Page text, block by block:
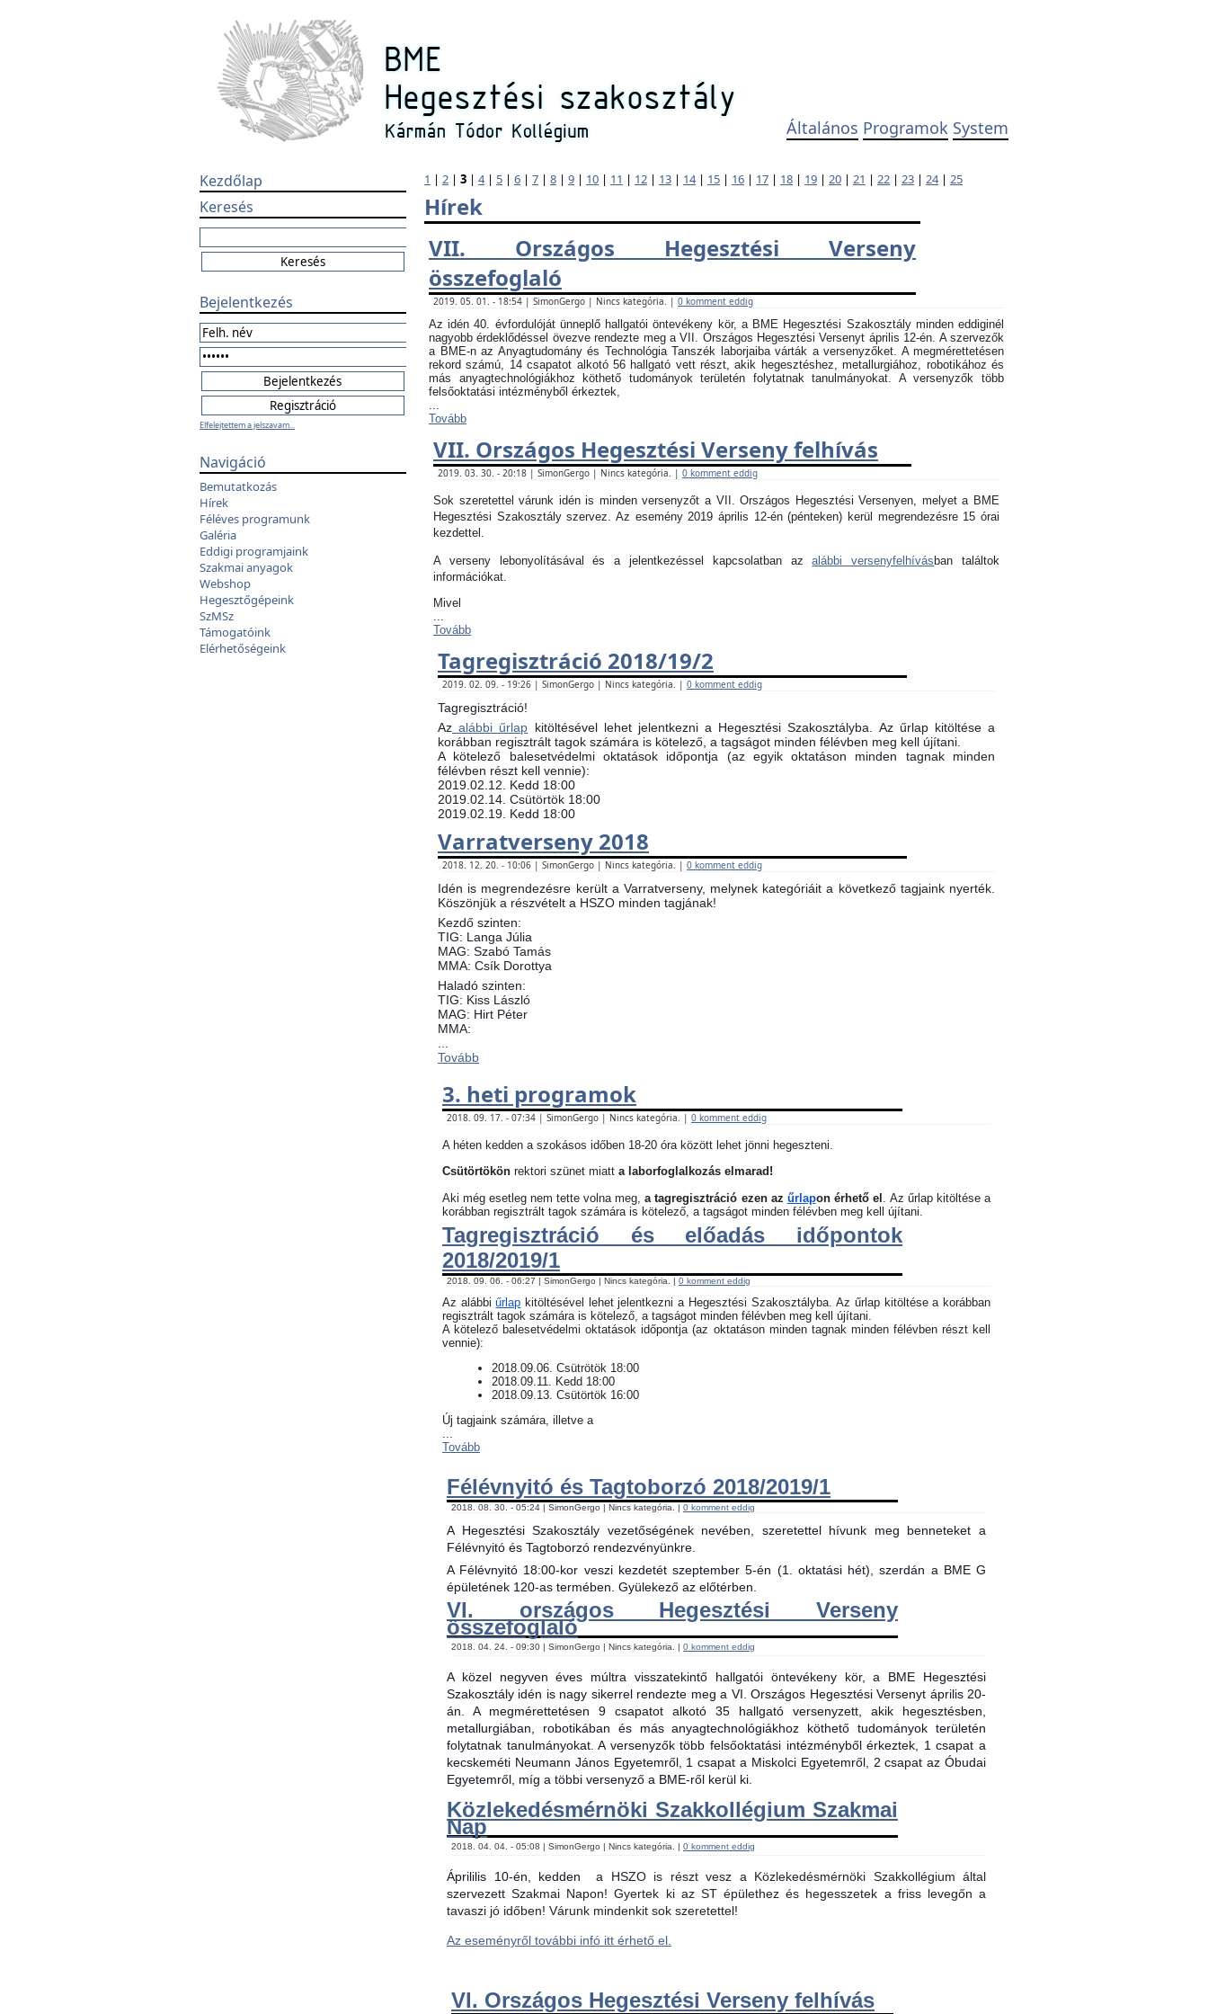
Általános Programok System
Kezdőlap
Keresés
Bejelentkezés
Elfelejtettem a jelszavam...
Navigáció
Bemutatkozás
Hírek
Féléves programunk
Galéria
Eddigi programjaink
Szakmai anyagok
Webshop
Hegesztőgépeink
SzMSz
Támogatóink
Elérhetőségeink
1 | 2 | 3 | 4| 5 | 6 | 7 | 8 | 9 | 10 | 11 | 12 | 13 | 14| 15 | 16 | 17 | 18 | 19 | 20 | 21 | 22 | 23 | 24| 25
Hírek
VII. Országos Hegesztési Verseny
összefoglaló
2019. 05. 01. - 18:54 | SimonGergo | Nincs kategória. | 0 komment eddig
Az idén 40. évfordulóját ünneplő hallgatói öntevékeny kör, a BME Hegesztési Szakosztály minden eddiginél
nagyobb érdeklődéssel övezve rendezte meg a VII. Országos Hegesztési Versenyt április 12-én. A szervezők
a BME-n az Anyagtudomány és Technológia Tanszék laborjaiba várták a versenyzőket. A megmérettetésen
rekord számú, 14 csapatot alkotó 56 hallgató vett részt, akik hegesztéshez, metallurgiához, robotikához és
más anyagtechnológiákhoz köthető tudományok területén folytatnak tanulmányokat. A versenyzők több
felsőoktatási intézményből érkeztek,
...
Tovább
VII. Országos Hegesztési Verseny felhívás
2019. 03. 30. - 20:18 | SimonGergo | Nincs kategória. | 0 komment eddig
Sok szeretettel várunk idén is minden versenyzőt a VII. Országos Hegesztési Versenyen, melyet a BME
Hegesztési Szakosztály szervez. Az esemény 2019 április 12-én (pénteken) kerül megrendezésre 15 órai
kezdettel.
A verseny lebonyolításával és a jelentkezéssel kapcsolatban azalábbi versenyfelhívás ban találtok
információkat.
Mivel
...
Tovább
Tagregisztráció 2018/19/2
2019. 02. 09. - 19:26 | SimonGergo | Nincs kategória. | 0 komment eddig
Tagregisztráció!
Az alábbi űrlap kitöltésével lehet jelentkezni a Hegesztési Szakosztályba. Az űrlap kitöltése a
korábban regisztrált tagok számára is kötelező, a tagságot minden félévben meg kell újítani.
​A kötelező balesetvédelmi oktatások időpontja (az egyik oktatáson minden tagnak minden
félévben részt kell vennie):
​2019.02.12. Kedd 18:00
2019.02.14. Csütörtök 18:00
2019.02.19. Kedd 18:00
Varratverseny 2018
2018. 12. 20. - 10:06 | SimonGergo | Nincs kategória. | 0 komment eddig
Idén is megrendezésre került a Varratverseny, melynek kategóriáit a következő tagjaink nyerték.
Köszönjük a részvételt a HSZO minden tagjának!
Kezdő szinten:
TIG: Langa Júlia
MAG: Szabó Tamás
MMA: Csík Dorottya
Haladó szinten:
TIG: Kiss László
MAG: Hirt Péter
MMA:
Tovább
3. heti programok
2018. 09. 17. - 07:34 | SimonGergo | Nincs kategória. | 0 komment eddig
A héten kedden a szokásos időben 18-20 óra között lehet jönni hegeszteni.
Csütörtökön rektori szünet miatt a laborfoglalkozás elmarad!
Aki még esetleg nem tette volna meg, a tagregisztráció ezen az űrlapon érhető el . Az űrlap kitöltése a
korábban regisztrált tagok számára is kötelező, a tagságot minden félévben meg kell újítani.
Tagregisztráció és előadás időpontok
2018/2019/1
2018. 09. 06. - 06:27 | SimonGergo | Nincs kategória. | 0 komment eddig
Az alábbiűrlap kitöltésével lehet jelentkezni a Hegesztési Szakosztályba. Az űrlap kitöltése a korábban
regisztrált tagok számára is kötelező, a tagságot minden félévben meg kell újítani.
​A kötelező balesetvédelmi oktatások időpontja (az oktatáson minden tagnak minden félévben részt kell
vennie):
​2018.09.06. Csütrötök 18:00
2018.09.11. Kedd 18:00
2018.09.13. Csütörtök 16:00
Új tagjaink számára, illetve a
...
Tovább
Félévnyitó és Tagtoborzó 2018/2019/1
2018. 08. 30. - 05:24 | SimonGergo | Nincs kategória. | 0 komment eddig
A Hegesztési Szakosztály vezetőségének nevében, szeretettel hívunk meg benneteket a
Félévnyitó és Tagtoborzó rendezvényünkre.
A Félévnyitó 18:00-kor veszi kezdetét szeptember 5-én (1. oktatási hét), szerdán a BME G
épületének 120-as termében. Gyülekező az előtérben.
VI. országos Hegesztési Verseny
összefoglaló
2018. 04. 24. - 09:30 | SimonGergo | Nincs kategória. | 0 komment eddig
A közel negyven éves múltra visszatekintő hallgatói öntevékeny kör, a BME Hegesztési
Szakosztály idén is nagy sikerrel rendezte meg a VI. Országos Hegesztési Versenyt április 20-
án. A megmérettetésen 9 csapatot alkotó 35 hallgató versenyzett, akik hegesztésben,
metallurgiában, robotikában és más anyagtechnológiákhoz köthető tudományok területén
folytatnak tanulmányokat. A versenyzők több felsőoktatási intézményből érkeztek, 1 csapat a
kecskeméti Neumann János Egyetemről, 1 csapat a Miskolci Egyetemről, 2 csapat az Óbudai
Egyetemről, míg a többi versenyző a BME-ről kerül ki.
Közlekedésmérnöki Szakkollégium Szakmai
Nap
2018. 04. 04. - 05:08 | SimonGergo | Nincs kategória. | 0 komment eddig
Áprililis 10-én, kedden
a HSZO is részt vesz a Közlekedésmérnöki Szakkollégium által
szervezett Szakmai Napon! Gyertek ki az ST épülethez és hegesszetek a friss levegőn a
tavaszi jó időben! Várunk mindenkit sok szeretettel!
Az eseményről további infó itt érhető el.
VI. Országos Hegesztési Verseny felhívás